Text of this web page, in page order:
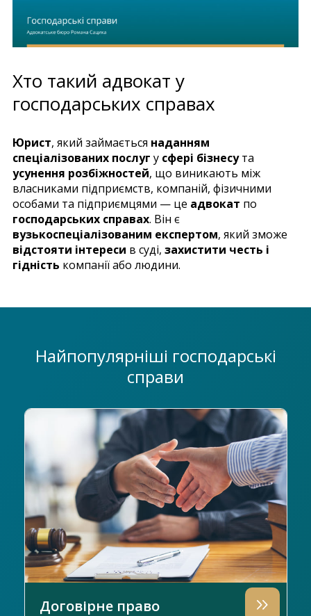
Хто такий адвокат у
господарських справах
Юрист, який займається наданням
спеціалізованих послуг у сфері бізнесута
усунення розбіжностей, що виникають між
власниками підприємств, компаній, фізичними
особами та підприємцями — це адвокат по
господарських справах. Він є
вузькоспеціалізованим експертом, який зможе
відстояти інтереси в суді, захистити честь і
гідність компанії або людини.
Найпопулярніші господарські
справи
Договірне право